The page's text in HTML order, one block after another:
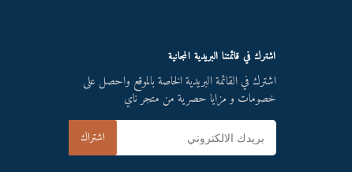
اشترك في قائمتنا البريدية المجانية
اشترك في القائمة البريدية الخاصة بالموقع واحصل على
خصومات و مزايا حصرية من متجر ناي